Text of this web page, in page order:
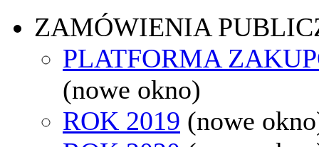
ZAMÓWIENIA
PLATFORMA
(nowe okno)
ROK 2019 (nowe